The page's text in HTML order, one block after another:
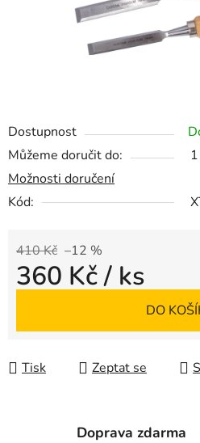
Dostupnost
Můžeme doručit do:
Možnosti doručení
Kód:
410 Kč –12 %
360 Kč/ ks
DO
Tisk Zeptat se
Doprava zdarma